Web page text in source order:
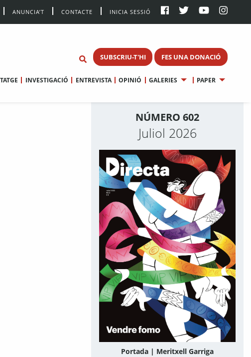
ANUNCIA’T CONTACTE INICIA SESSIÓ
SUBSCRIU-T'HI FES UNA DONACIÓ
INVESTIGACIÓ ENTREVISTA OPINIÓ GALERIES PAPER
NÚMERO 602
Juliol 2026
Portada | Meritxell Garriga